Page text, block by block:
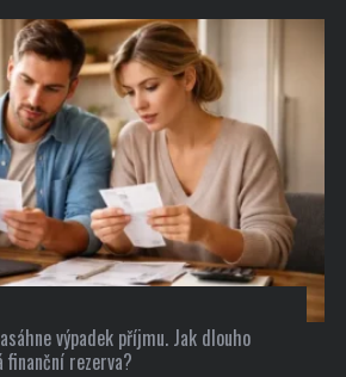
výpadek příjmu. Jak dlouho
finanční rezerva?